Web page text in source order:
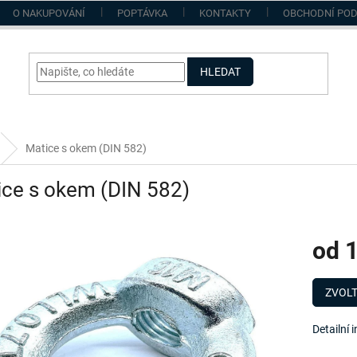
O NAKUPOVÁNÍ POPTÁVKA KONTAKTY OBCHODNÍ
HLEDAT
Matice s okem (DIN 582)
s okem (DIN 582)
od
Měrná
cena:
Detailní